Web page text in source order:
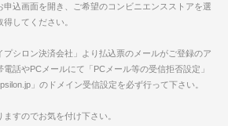
申込画面を開き、ご希望のコンビニエンスストアを選
してください。
プシロン決済会社」より払込票のメールがご登録のア
電話やPCメールにて「PCメール等の受信拒否設定」
」のドメイン受信設定を必ず行って下さい。
すのでお気を付け下さい。